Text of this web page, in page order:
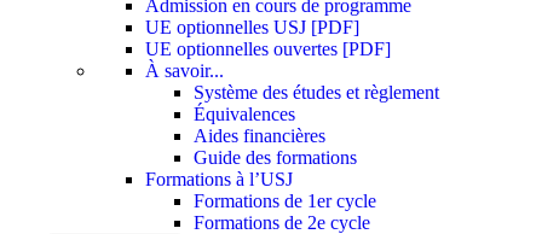
Admission en cours de programme
UE optionnelles USJ [PDF]
UE optionnelles ouvertes [PDF]
À savoir...
Système des études et règlement
Équivalences
Aides financières
Guide des formations
Formations à l’USJ
Formations de 1er cycle
Formations de 2e cycle